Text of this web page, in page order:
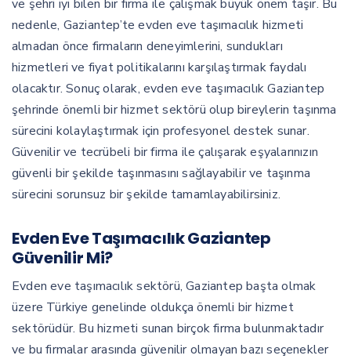
ve şehri iyi bilen bir firma ile çalışmak büyük önem taşır. Bu
nedenle, Gaziantep’te evden eve taşımacılık hizmeti
almadan önce firmaların deneyimlerini, sundukları
hizmetleri ve fiyat politikalarını karşılaştırmak faydalı
olacaktır. Sonuç olarak, evden eve taşımacılık Gaziantep
şehrinde önemli bir hizmet sektörü olup bireylerin taşınma
sürecini kolaylaştırmak için profesyonel destek sunar.
Güvenilir ve tecrübeli bir firma ile çalışarak eşyalarınızın
güvenli bir şekilde taşınmasını sağlayabilir ve taşınma
sürecini sorunsuz bir şekilde tamamlayabilirsiniz.
Evden Eve Taşımacılık Gaziantep
Güvenilir Mi?
Evden eve taşımacılık sektörü, Gaziantep başta olmak
üzere Türkiye genelinde oldukça önemli bir hizmet
sektörüdür. Bu hizmeti sunan birçok firma bulunmaktadır
ve bu firmalar arasında güvenilir olmayan bazı seçenekler